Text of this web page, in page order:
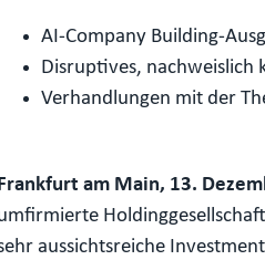
AI-Company Building-
Disruptives, nachweislich
Verhandlungen mit der
am Main, 13.
aussichtsreiche